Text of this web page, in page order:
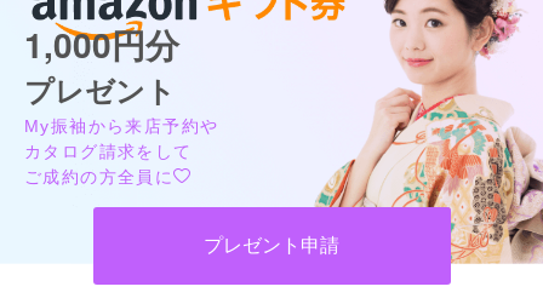
1,000円分
プレゼント
My振袖から来店予約や
カタログ請求をして
ご成約の方全員に
プレゼント申請